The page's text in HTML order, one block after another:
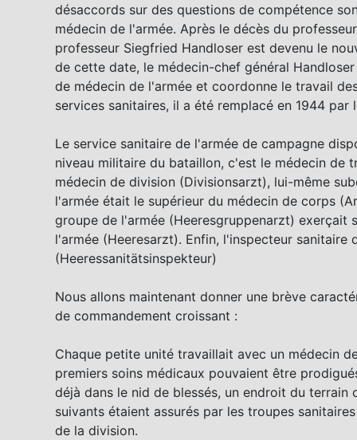
désaccords sur des questions de compétence
médecin de l'armée. Après le décès du
professeur Siegfried Handloser est devenu le
de cette date, le médecin-chef général
de médecin de l'armée et coordonne le travail
services sanitaires, il a été remplacé en 1944 par
Le service sanitaire de l'armée de campagne
niveau militaire du bataillon, c'est le médecin de
médecin de division (Divisionsarzt), lui-même
l'armée était le supérieur du médecin de corps
groupe de l'armée (Heeresgruppenarzt) exerçait
l'armée (Heeresarzt). Enfin, l'inspecteur
(Heeressanitätsinspekteur)
Nous allons maintenant donner une brève
de commandement croissant :
Chaque petite unité travaillait avec un médecin
premiers soins médicaux pouvaient être
déjà dans le nid de blessés, un endroit du terrain
suivants étaient assurés par les troupes
de la division.